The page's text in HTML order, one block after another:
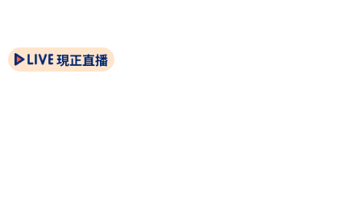
現正直播